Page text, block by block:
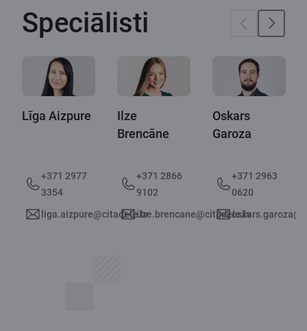
Speciālisti
Līga Aizpure
+371 2977
3354
liga.aizpure@citadele.lv
Ilze
Brencāne
+371 2866
9102
ilze.brencane@citadele.lv
Oskars
Garoza
+371 2963
0620